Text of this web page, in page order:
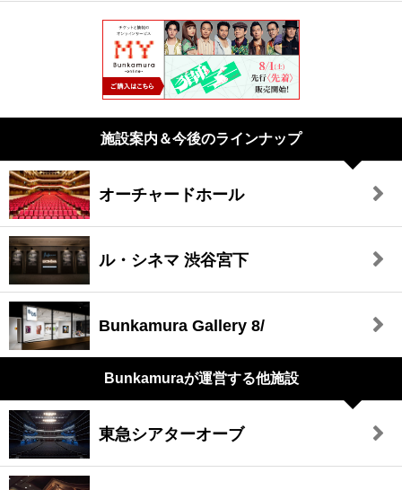
施設案内＆今後のラインナップ
オーチャードホール
ル・シネマ 渋谷宮下
Bunkamura Gallery 8/
Bunkamuraが運営する他施設
東急シアターオーブ